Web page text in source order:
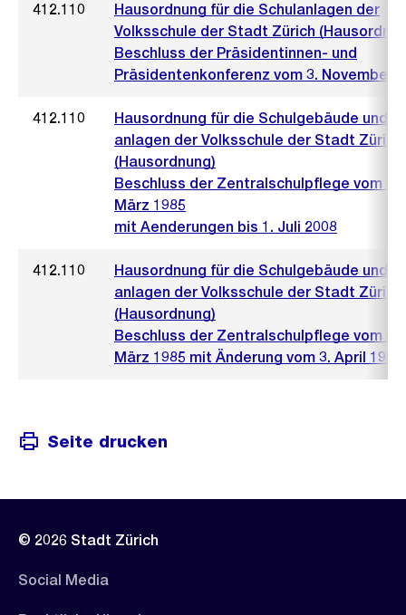
412.110
Hausordnung für die Schulanlagen der
Volksschule der Stadt Zürich
Beschluss der Präsidentinnen- und
Präsidentenkonferenz vom 3. November
412.110
Hausordnung für die Schulgebäude und -
anlagen der Volksschule der Stadt Zürich
(Hausordnung)
Beschluss der Zentralschulpflege vom 26.
März 1985
mit Aenderungen bis 1. Juli 2008
412.110
Hausordnung für die Schulgebäude und -
anlagen der Volksschule der Stadt Zürich
(Hausordnung)
Beschluss der Zentralschulpflege vom 26.
März 1985 mit Änderung vom 3. April 1990
Seite drucken
© 2026 Stadt Zürich
Social Media